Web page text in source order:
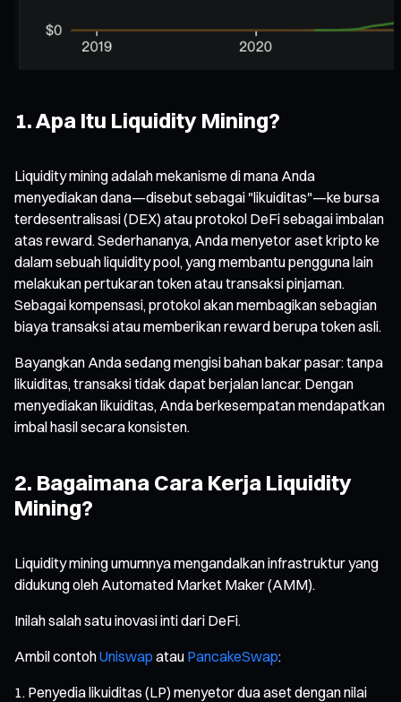
1. Apa Itu Liquidity Mining?
Liquidity mining adalah mekanisme di mana Anda
menyediakan dana—disebut sebagai "likuiditas"—ke bursa
terdesentralisasi (DEX) atau protokol DeFi sebagai imbalan
atas reward. Sederhananya, Anda menyetor aset kripto ke
dalam sebuah liquidity pool, yang membantu pengguna lain
melakukan pertukaran token atau transaksi pinjaman.
Sebagai kompensasi, protokol akan membagikan sebagian
biaya transaksi atau memberikan reward berupa token asli.
Bayangkan Anda sedang mengisi bahan bakar pasar: tanpa
likuiditas, transaksi tidak dapat berjalan lancar. Dengan
menyediakan likuiditas, Anda berkesempatan mendapatkan
imbal hasil secara konsisten.
2. Bagaimana Cara Kerja Liquidity
Mining?
Liquidity mining umumnya mengandalkan infrastruktur yang
didukung oleh Automated Market Maker (AMM).
Inilah salah satu inovasi inti dari DeFi.
Ambil contohUniswap atau PancakeSwap:
Penyedia likuiditas (LP) menyetor dua aset dengan nilai